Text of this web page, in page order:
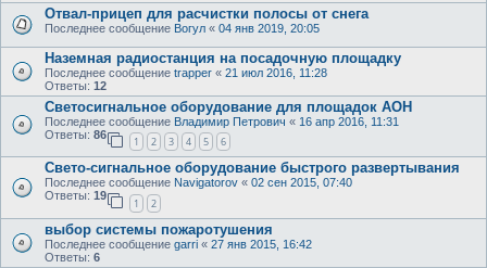
Отвал-прицеп для расчистки полосы от снега
Последнее сообщение Вогул « 04 янв 2019, 20:05
Наземная радиостанция на посадочную площадку
Последнее сообщение trapper « 21 июл 2016, 11:28
Ответы: 12
Светосигнальное оборудование для площадок АОН
Последнее сообщение Владимир Петрович « 16 апр 2016, 11:31
Ответы: 86
1 2 3 4 5 6
Свето-сигнальное оборудование быстрого развертывания
Последнее сообщение Navigatorov « 02 сен 2015, 07:40
Ответы: 19
1 2
выбор системы пожаротушения
Последнее сообщение garri « 27 янв 2015, 16:42
Ответы: 6